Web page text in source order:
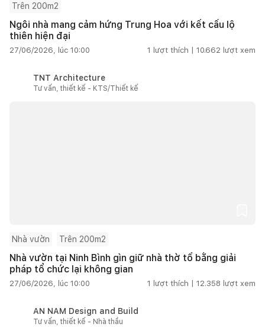
Trên 200m2
Ngôi nhà mang cảm hứng Trung Hoa với kết cấu lộ
thiên hiện đại
27/06/2026, lúc 10:00 1 lượt thích | 10.662 lượt xem
TNT Architecture
Tư vấn, thiết kế - KTS/Thiết kế
Nhà vườn Trên 200m2
Nhà vườn tại Ninh Bình gìn giữ nhà thờ tổ bằng giải
pháp tổ chức lại không gian
27/06/2026, lúc 10:00 1 lượt thích | 12.358 lượt xem
AN NAM Design and Build
Tư vấn, thiết kế - Nhà thầu